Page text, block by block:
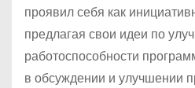
проявил себя как
предлагая свои идеи по
работоспособности
в обсуждении и улучшении